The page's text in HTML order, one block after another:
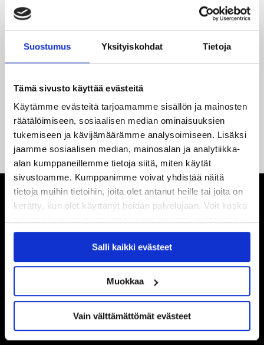
Suostumus Yksityiskohdat Tietoja
Tämä sivusto käyttää evästeitä
Käytämme evästeitä tarjoamamme sisällön ja mainosten
räätälöimiseen, sosiaalisen median ominaisuuksien
tukemiseen ja kävijämäärämme analysoimiseen. Lisäksi
jaamme sosiaalisen median, mainosalan ja analytiikka-
alan kumppaneillemme tietoja siitä, miten käytät
sivustoamme. Kumppanimme voivat yhdistää näitä
tietoja muihin tietoihin, joita olet antanut heille tai joita on
kerätty, kun olet käyttänyt heidän palvelujaan. Voit koska
käytöstäEvästeet-sivultamme.
Salli kaikki evästeet
Muokkaa
Vain välttämättömät evästeet